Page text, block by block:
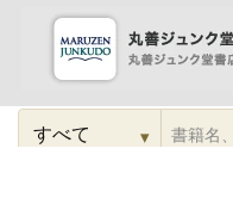
コンテンツに
進む
検
▾